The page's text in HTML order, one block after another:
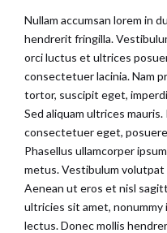
Nullam accumsan lorem in
hendrerit fringilla.
orci luctus et ultrices
consectetuer lacinia. Nam
tortor, suscipit eget,
Sed aliquam ultrices
consectetuer eget,
Phasellus ullamcorper
metus. Vestibulum volutpat
Aenean ut eros et nisl
ultricies sit amet, nonummy
lectus. Donec mollis